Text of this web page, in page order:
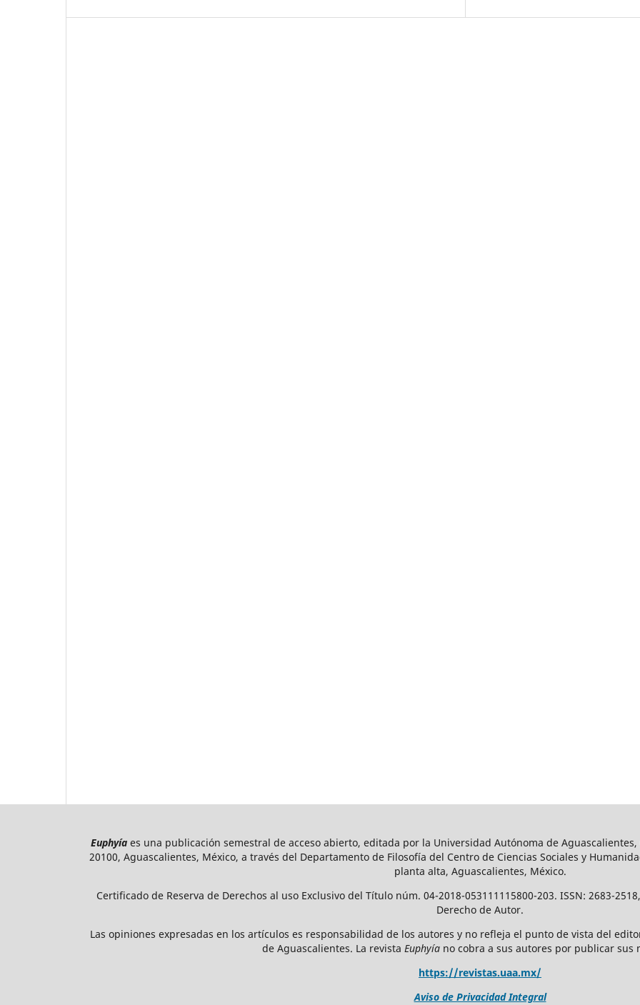
Euphyía es una publicación semestral de acceso abierto, editada por la Universidad Autónoma de
20100, Aguascalientes, México, a través del Departamento de Filosofía del Centro de Ciencias Sociales y
planta alta, Aguascalientes, México.
Certificado de Reserva de Derechos al uso Exclusivo del Título núm. 04-2018-053111115800-203. ISSN: 2683-
Derecho de Autor.
Las opiniones expresadas en los artículos es responsabilidad de los autores y no refleja el punto de vista del
de Aguascalientes. La revista Euphyía no cobra a sus autores por publicar sus
https://revistas.uaa.mx/
Aviso de Privacidad Integral